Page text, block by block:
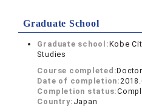
Graduate School
Graduate school:Kobe
Studies
Course completed:
Date of completion:
Completion status:
Country: Japan